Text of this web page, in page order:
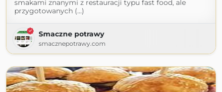
smakami znanymi z restauracji typu fast food, ale
przygotowanych (...)
Smaczne potrawy
smacznepotrawy.com